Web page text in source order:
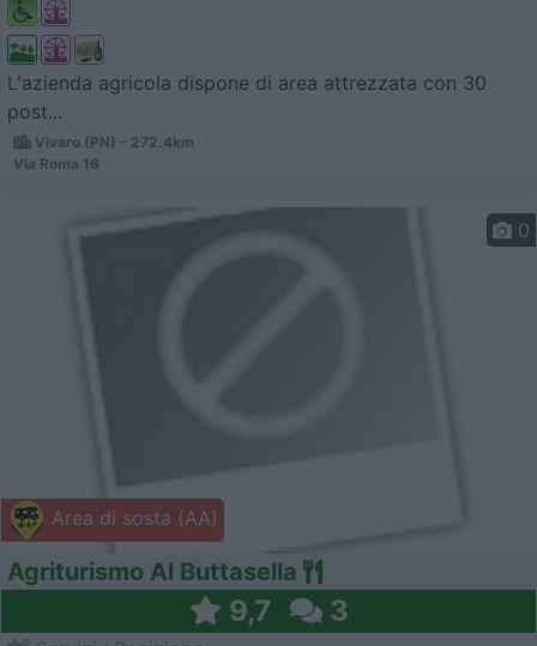
L'azienda agricola dispone di area attrezzata con 30
post...
Vivaro (PN) - 272.4km
Via Roma 16
Area di sosta (AA)
0
Agriturismo Al Buttasella
9,7 3